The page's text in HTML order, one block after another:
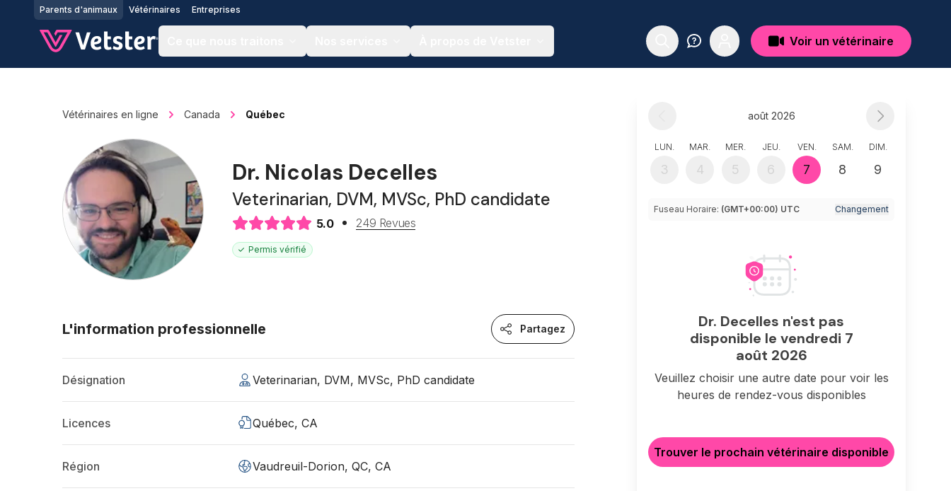
Jump to main content
Parents d'animaux Vétérinaires Entreprises
Voir un vétérinaire
Vétérinaires en ligne Canada Québec
Dr. Nicolas Decelles
Veterinarian, DVM, MVSc, PhD candidate
5.0 249 Revues
Permis vérifié
L'information professionnelle Partagez
Désignation Veterinarian, DVM, MVSc, PhD candidate
Licences Québec, CA
Région Vaudreuil-Dorion, QC, CA
août 2026
LUN.
3
MAR.
4
MER.
5
JEU.
6
VEN.
7
SAM.
8
DIM.
9
Fuseau Horaire: (GMT+00:00) UTC Changement
Dr. Decelles n'est pas
disponible le vendredi 7
août 2026
Veuillez choisir une autre date pour voir les
heures de rendez-vous disponibles
Trouver le prochain vétérinaire disponible